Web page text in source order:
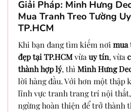
Giải Pháp: Minh Hưng
Mua Tranh Treo Tường
TP.HCM
Khi bạn đang tìm kiếm nơimua
đẹp tại TP.HCMvừauy tín, vừa
thành hợp lý, thìMinh Hưng
lời hàng đầu. Với hơn một thập
lĩnh vực tranh trang trí nội
ngừng hoàn thiện để trở thành